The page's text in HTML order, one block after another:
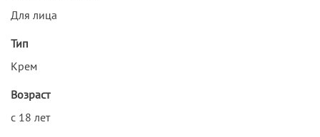
Для лица
Тип
Крем
Возраст
с 18 лет